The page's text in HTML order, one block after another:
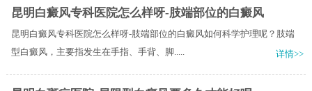
昆明白癜风专科医院怎么样呀-肢端部位的白癜风
昆明白癜风专科医院怎么样呀-肢端部位的白癜风如何科学护理呢？肢端
型白癜风，主要指发生在手指、手背、脚.....
详情>>